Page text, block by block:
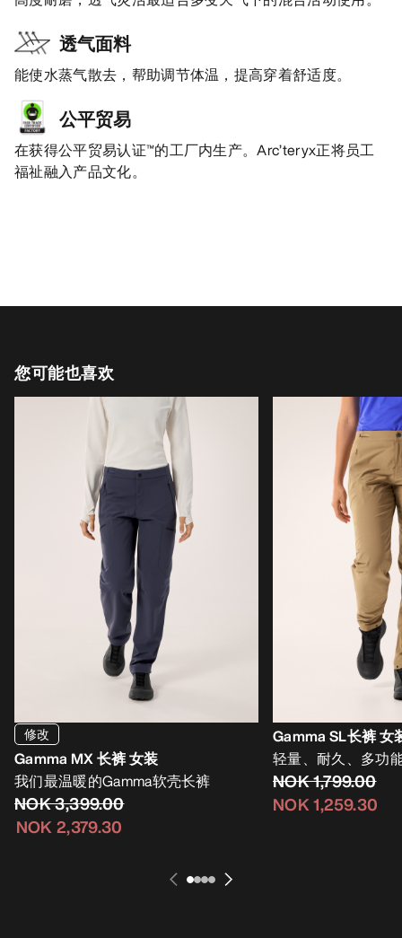
透气面料
能使水蒸气散去，帮助调节体温，提高穿着舒适度。
公平贸易
在获得公平贸易认证™的工厂内生产。Arc’teryx正将员工
福祉融入产品文化。
您可能也喜欢
修改
Gamma MX 长裤 女装
我们最温暖的Gamma软壳长裤
NOK 3,399.00
NOK 2,379.30
Gamma SL长裤 女
轻量、耐久、多功
NOK 1,799.00
NOK 1,259.30